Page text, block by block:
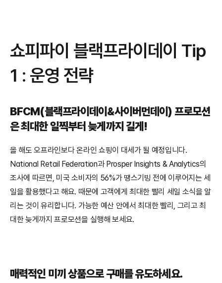
쇼피파이 블랙프라이데이 Tip
1 : 운영 전략
BFCM(블랙프라이데이&사이버먼데이) 프로모션
은 최대한 일찍부터 늦게까지 길게!
올 해도 오프라인보다 온라인 쇼핑이 대세가 될 예정입니다.
National Retail Federation과 Prosper Insights & Analytics의
조사에 따르면, 미국 소비자의 56%가 땡스기빙 전에 이루어지는 세
일을 활용했다고 해요. 때문에 고객에게 최대한 빨리 세일 소식을 알
리는 것이 유리합니다. 가능한 예산 안에서 최대한 빨리, 그리고 최
대한 늦게까지 프로모션을 실행해 보세요.
매력적인 미끼 상품으로 구매를 유도하세요.